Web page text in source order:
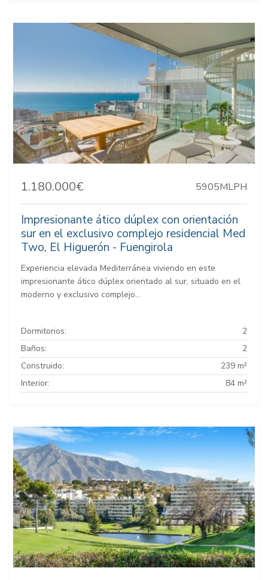
1.180.000€ 5905MLPH
Impresionante ático dúplex con orientación
sur en el exclusivo complejo residencial Med
Two, El Higuerón - Fuengirola
Experiencia elevada Mediterránea viviendo en este
impresionante ático dúplex orientado al sur, situado en el
moderno y exclusivo complejo...
Dormitorios:
2
Baños:
2
Construido:
239 m²
Interior:
84 m²